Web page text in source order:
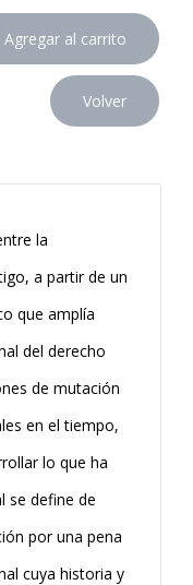
la
a partir de un
que amplía
del derecho
de mutación
en el tiempo,
lo que ha
se define de
por una pena
cuya historia y